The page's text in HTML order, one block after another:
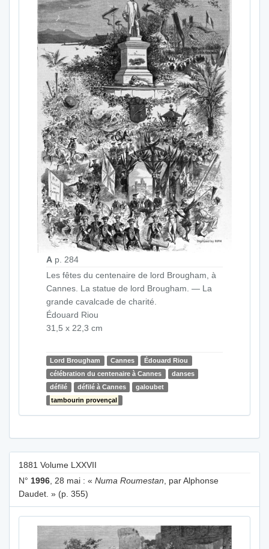
A p. 284
Les fêtes du centenaire de lord Brougham, à
Cannes. La statue de lord Brougham. — La
grande cavalcade de charité.
Édouard Riou
31,5 x 22,3 cm
Lord Brougham Cannes
Édouard Riou
célébration du centenaire à Cannes
danses
défilé
défilé à Cannes
galoubet
tambourin provençal
1881 Volume LXXVII
N° 1996 , 28 mai : « Numa Roumestan , par Alphonse
Daudet. » (p. 355)